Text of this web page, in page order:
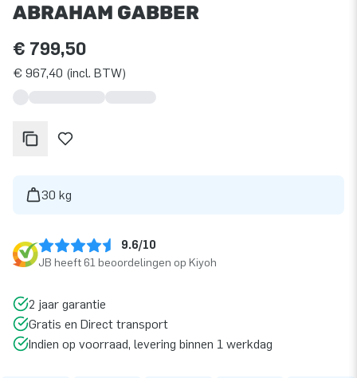
ABRAHAM GABBER
€ 799,50
€ 967,40 (incl. BTW)
30 kg
9.6/10
JB heeft 61 beoordelingen op Kiyoh
2 jaar garantie
Gratis en Direct transport
Indien op voorraad, levering binnen 1 werkdag